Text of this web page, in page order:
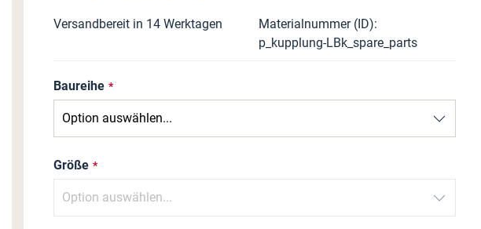
Versandbereit in 14 Werktagen
Materialnummer (ID)
p_kupplung-LBk_spare_parts
Baureihe
Größe